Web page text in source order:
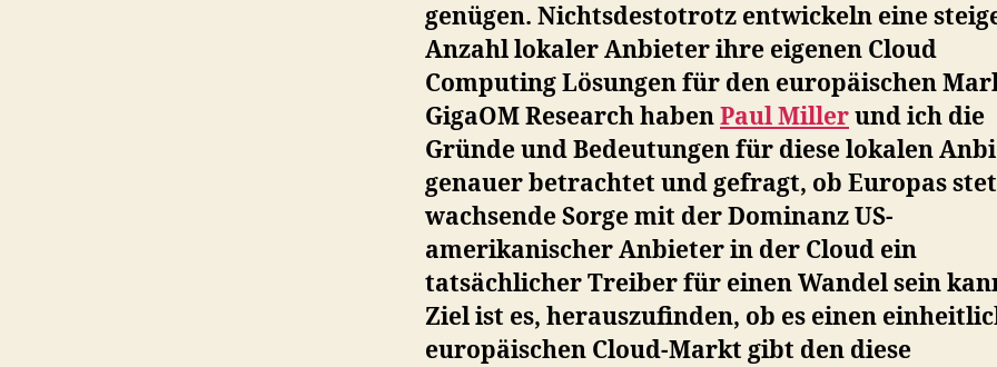
genügen. Nichtsdestotrotz entwickeln eine
Anzahl lokaler Anbieter ihre eigenen Cloud
Computing Lösungen für den europäischen
GigaOM Research habenPaul Millerund ich die
Gründe und Bedeutungen für diese lokalen
genauer betrachtet und gefragt, ob Europas
wachsende Sorge mit der Dominanz US-
amerikanischer Anbieter in der Cloud ein
tatsächlicher Treiber für einen Wandel sein
Ziel ist es, herauszufinden, ob es einen
europäischen Cloud-Markt gibt den diese